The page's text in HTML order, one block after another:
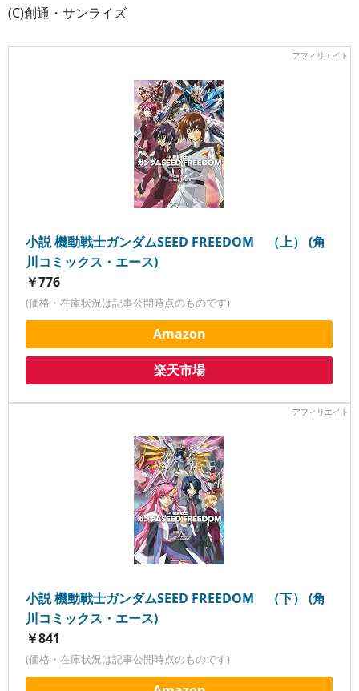
(C)創通・サンライズ
小説 機動戦士ガンダムSEED FREEDOM （上） (角
川コミックス・エース)
￥776
(価格・在庫状況は記事公開時点のものです)
Amazon
楽天市場
小説 機動戦士ガンダムSEED FREEDOM （下） (角
川コミックス・エース)
￥841
(価格・在庫状況は記事公開時点のものです)